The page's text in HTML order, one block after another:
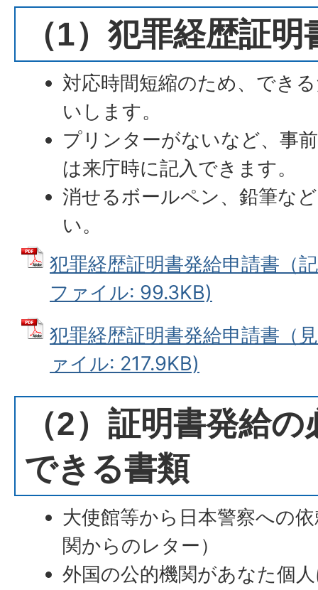
（1）犯罪経歴証
対応時間短縮のため、でき
いします。
プリンターがないなど、事
は来庁時に記入できます。
消せるボールペン、鉛筆な
い。
犯罪経歴証明書発給申請書（
ファイル: 99.3KB)
犯罪経歴証明書発給申請書（
ァイル: 217.9KB)
（2）証明書発給
できる書類
大使館等から日本警察への
関からのレター）
外国の公的機関があなた個